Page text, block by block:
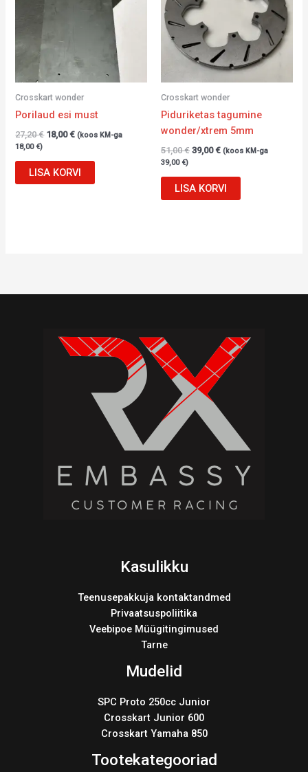
Crosskart wonder
Porilaud esi must
27,20€ 18,00€ (koos KM-ga
18,00 €)
LISA KORVI
Crosskart wonder
Piduriketas tagumine
wonder/xtrem 5mm
51,00€ 39,00€ (koos KM-ga
39,00 €)
LISA KORVI
Kasulikku
Teenusepakkuja kontaktandmed
Privaatsuspoliitika
Veebipoe Müügitingimused
Tarne
Mudelid
SPC Proto 250cc Junior
Crosskart Junior 600
Crosskart Yamaha 850
Tootekategooriad